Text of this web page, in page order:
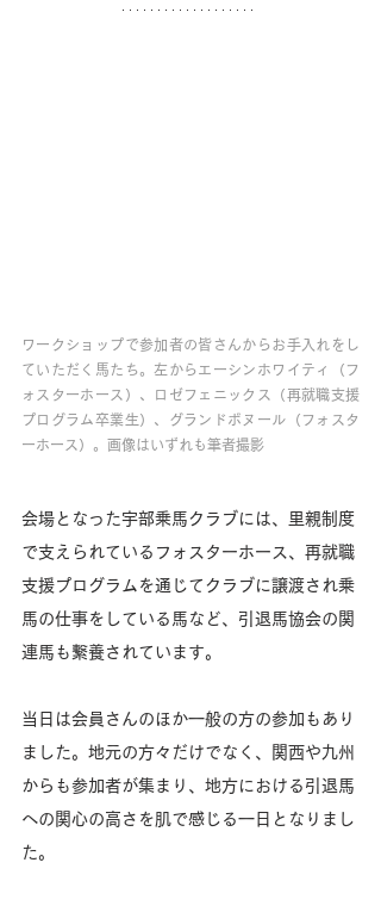
ワークショップで参加者の皆さんからお手入れをし
ていただく馬たち。左からエーシンホワイティ（フ
ォスターホース）、ロゼフェニックス（再就職支援
プログラム卒業生）、グランドボヌール（フォスタ
ーホース）。画像はいずれも筆者撮影
会場となった宇部乗馬クラブには、里親制度
で支えられているフォスターホース、再就職
支援プログラムを通じてクラブに譲渡され乗
馬の仕事をしている馬など、引退馬協会の関
連馬も繋養されています。
当日は会員さんのほか一般の方の参加もあり
ました。地元の方々だけでなく、関西や九州
からも参加者が集まり、地方における引退馬
への関心の高さを肌で感じる一日となりまし
た。